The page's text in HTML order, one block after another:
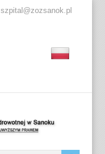
szpital@zozsanok.pl